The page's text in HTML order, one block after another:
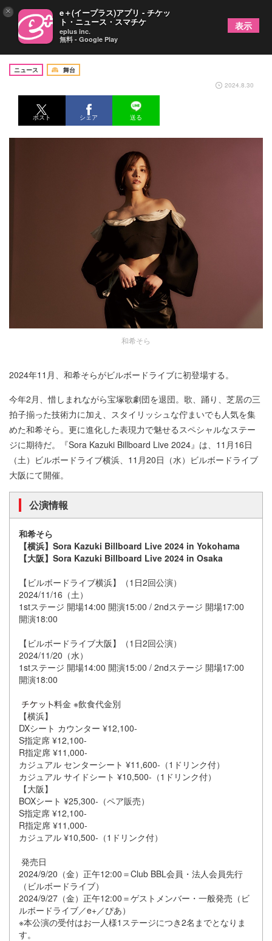
和希そら、ビルボードライブに初登場
ニュース
舞台
2024.8.30
ポスト シェア 送る
和希そら
2024年11月、和希そらがビルボードライブに初登場する。
今年2⽉、惜しまれながら宝塚歌劇団を退団。歌、踊り、芝居の三
拍⼦揃った技術⼒に加え、スタイリッシュな佇まいでも⼈気を集
めた和希そら。更に進化した表現⼒で魅せるスペシャルなステー
ジに期待だ。『Sora Kazuki Billboard Live 2024』は、11月16日
（土）ビルボードライブ横浜、11月20日（水）ビルボードライブ
大阪にて開催。
公演情報
和希そら
【横浜】Sora Kazuki Billboard Live 2024 in Yokohama
【大阪】Sora Kazuki Billboard Live 2024 in Osaka
【ビルボードライブ横浜】（1日2回公演）
2024/11/16（土）
1stステージ 開場14:00 開演15:00 / 2ndステージ 開場17:00
開演18:00
【ビルボードライブ大阪】（1日2回公演）
2024/11/20（水）
1stステージ 開場14:00 開演15:00 / 2ndステージ 開場17:00
開演18:00
料金 ※飲食代金別
【横浜】
DXシート カウンター ¥12,100-
S指定席 ¥12,100-
R指定席 ¥11,000-
カジュアル センターシート ¥11,600-（1ドリンク付）
カジュアル サイドシート ¥10,500-（1ドリンク付）
【大阪】
BOXシート ¥25,300-（ペア販売）
S指定席 ¥12,100-
R指定席 ¥11,000-
カジュアル ¥10,500-（1ドリンク付）
発売日
2024/9/20（金）正午12:00＝Club BBL会員・法人会員先行
（ビルボードライブ）
2024/9/27（金）正午12:00＝ゲストメンバー・一般発売（ビ
ルボードライブ／e+／ぴあ）
※本公演の受付はお一人様1ステージにつき2名までとなりま
す。
× e＋(イープラス)アプリ - チケッ
ト・ニュース・スマチケ
eplus inc.
無料 - Google Play
表示